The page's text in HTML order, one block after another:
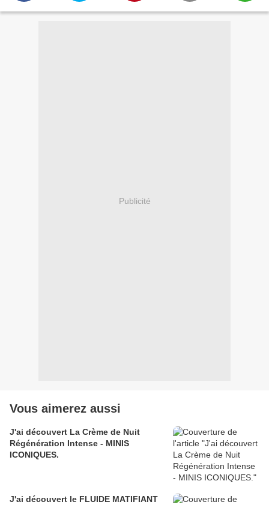
Publicité
Vous aimerez aussi
J'ai découvert La Crème de Nuit
Régénération Intense - MINIS
ICONIQUES.
J'ai découvert le FLUIDE MATIFIANT